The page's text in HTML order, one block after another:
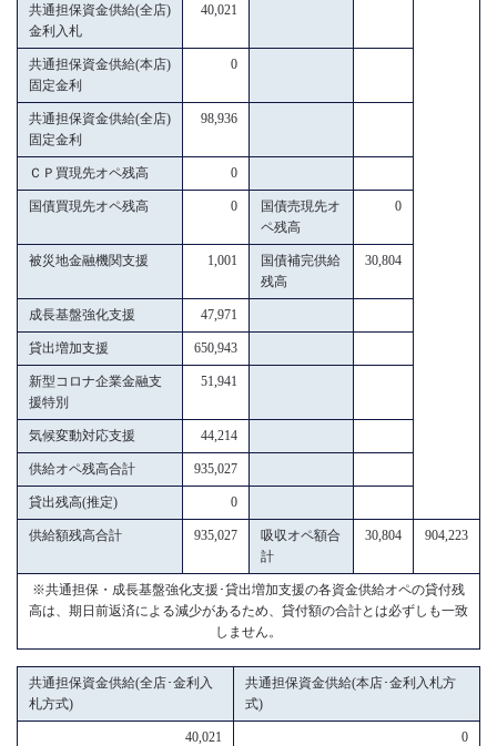
共通担保資金供給(全店)
金利入札
40,021
共通担保資金供給(本店)
固定金利
0
共通担保資金供給(全店)
固定金利
98,936
ＣＰ買現先オペ残高 0
国債買現先オペ残高 0
国債売現先オ
ペ残高
0
被災地金融機関支援 1,001
国債補完供給
残高
30,804
成長基盤強化支援 47,971
貸出増加支援 650,943
新型コロナ企業金融支
援特別
51,941
気候変動対応支援 44,214
供給オペ残高合計 935,027
貸出残高(推定) 0
供給額残高合計 935,027
吸収オペ額合
計
30,804 904,223
※共通担保・成長基盤強化支援･貸出増加支援の各資金供給オペの貸付残
高は、期日前返済による減少があるため、貸付額の合計とは必ずしも一致
しません。
共通担保資金供給(全店･金利入
札方式)
共通担保資金供給(本店･金利入札方
式)
40,021 0